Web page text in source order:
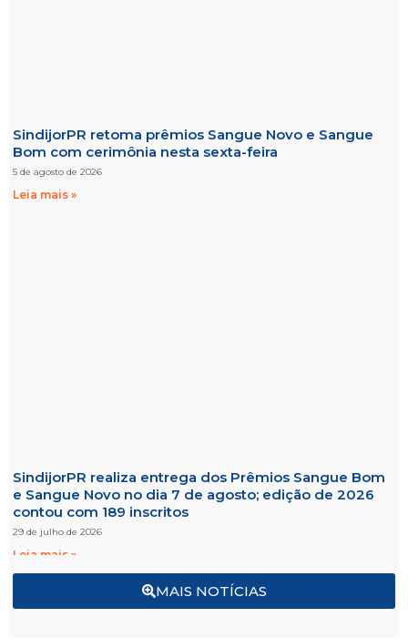
MAIS NOTÍCIAS
SindijorPR retoma prêmios Sangue Novo e Sangue
Bom com cerimônia nesta sexta-feira
5 de agosto de 2026
Leia mais »
SindijorPR realiza entrega dos Prêmios Sangue Bom
e Sangue Novo no dia 7 de agosto; edição de 2026
contou com 189 inscritos
29 de julho de 2026
Leia mais »